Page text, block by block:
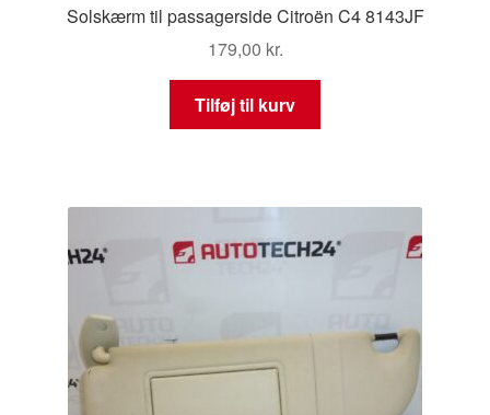
Solskærm til passagerside Citroën C4 8143JF
179,00 kr.
Tilføj til kurv